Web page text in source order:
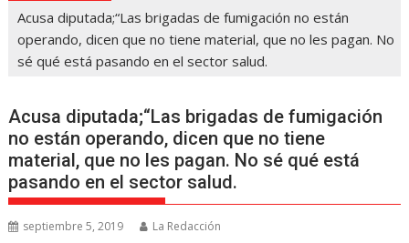
Acusa diputada;“Las brigadas de fumigación no están
operando, dicen que no tiene material, que no les pagan. No
sé qué está pasando en el sector salud.
Acusa diputada;“Las brigadas de fumigación
no están operando, dicen que no tiene
material, que no les pagan. No sé qué está
pasando en el sector salud.
septiembre 5, 2019 La Redacción